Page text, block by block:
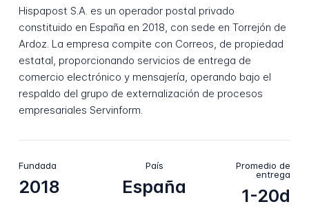
Hispapost S.A. es un operador postal privado
constituido en España en 2018, con sede en Torrejón de
Ardoz. La empresa compite con Correos, de propiedad
estatal, proporcionando servicios de entrega de
comercio electrónico y mensajería, operando bajo el
respaldo del grupo de externalización de procesos
empresariales Servinform.
Fundada
2018
País
España
Promedio de
entrega
1-20d